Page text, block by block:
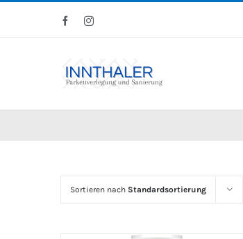
FacebookInstagram
Sortieren nach Standardsortierung